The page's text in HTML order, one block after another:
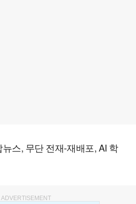
스, 무단 전재-재배포, AI 학
ADVERTISEMENT